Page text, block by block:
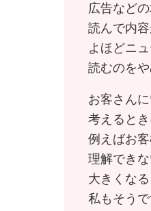
広告など
読んで内
よほどニ
読むのを
お客さん
考えると
例えばお
理解でき
大きくなる
私もそう